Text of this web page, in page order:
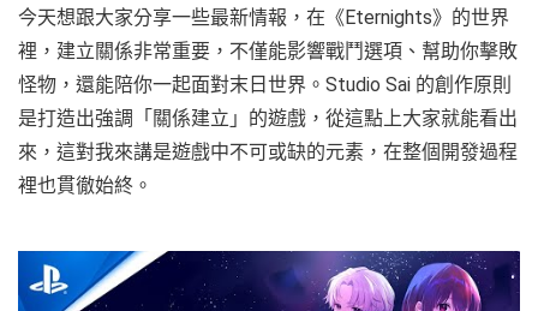
今天想跟大家分享一些最新情報，在《Eternights》的世界
裡，建立關係非常重要，不僅能影響戰鬥選項、幫助你擊敗
怪物，還能陪你一起面對末日世界。Studio Sai 的創作原則
是打造出強調「關係建立」的遊戲，從這點上大家就能看出
來，這對我來講是遊戲中不可或缺的元素，在整個開發過程
裡也貫徹始終。